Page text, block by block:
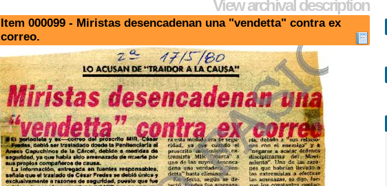
View archival description
Item 000099 - Miristas desencadenan una "vendetta" contra ex
correo.